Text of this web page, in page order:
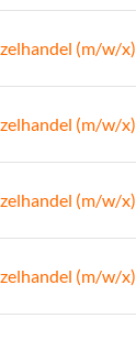
(m/w/x)
(m/w/x)
(m/w/x)
(m/w/x)